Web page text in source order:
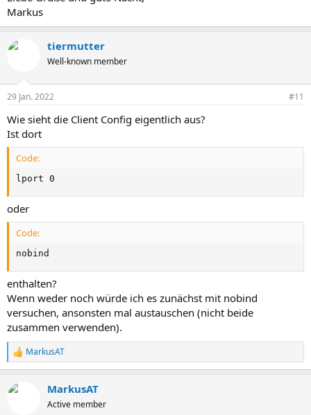
Markus
tiermutter
Well-known member
29 Jan. 2022 #11
Wie sieht die Client Config eigentlich aus?
Ist dort
Code:
lport 0
oder
Code:
nobind
enthalten?
Wenn weder noch würde ich es zunächst mit nobind
versuchen, ansonsten mal austauschen (nicht beide
zusammen verwenden).
R
e
k
MarkusAT
MarkusAT
Active member